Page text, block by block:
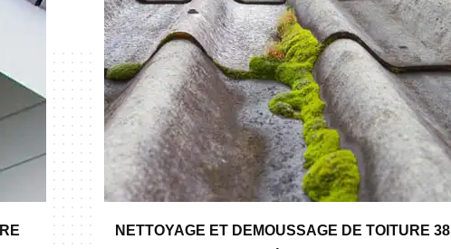
NETTOYAGE ET DEMOUSSAGE DE TOITURE 38